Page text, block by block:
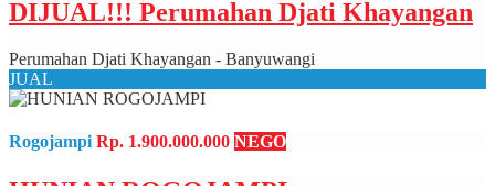
DIJUAL!!! Perumahan Djati Khayangan
Perumahan Djati Khayangan - Banyuwangi
JUAL
Rogojampi Rp. 1.900.000.000 NEGO